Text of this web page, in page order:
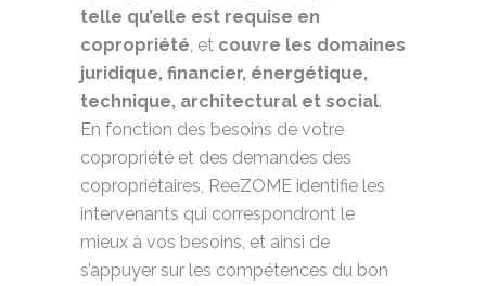
telle qu’elle est requise en
copropriété , et couvre les domaines
juridique, financier, énergétique,
technique, architectural et social.
En fonction des besoins de votre
copropriété et des demandes des
copropriétaires, ReeZOME identifie les
intervenants qui correspondront le
mieux à vos besoins, et ainsi de
s’appuyer sur les compétences du bon